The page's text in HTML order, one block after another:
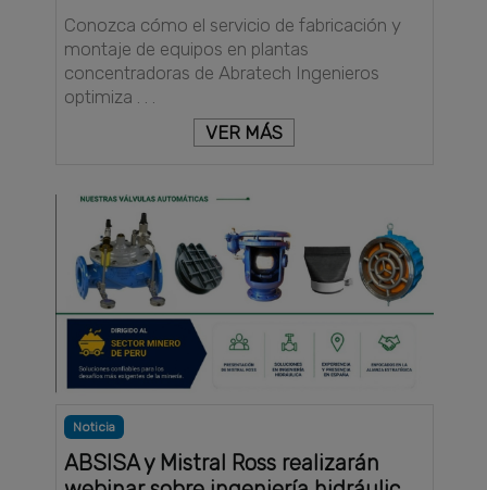
Conozca cómo el servicio de fabricación y
montaje de equipos en plantas
concentradoras de Abratech Ingenieros
optimiza . . .
VER MÁS
Noticia
ABSISA y Mistral Ross realizarán